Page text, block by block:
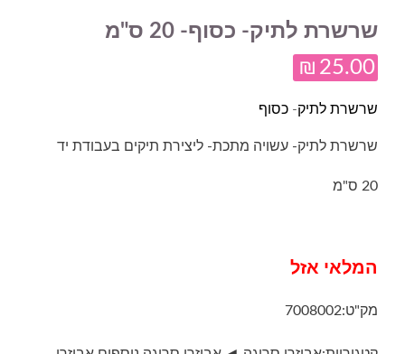
שרשרת לתיק- כסוף- 20 ס"מ
₪ 25.00
שרשרת לתיק- כסוף
שרשרת לתיק- עשויה מתכת- ליצירת תיקים בעבודת יד
20 ס"מ
המלאי אזל
מק"ט:7008002